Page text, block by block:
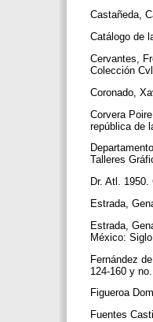
Castañeda,
Catálogo de
Cervantes,
Colección
Coronado,
Corvera
república de
Talleres
Dr. Atl.
Estrada,
Estrada,
México:
Fernández
124-160 y
Figueroa
Fuentes